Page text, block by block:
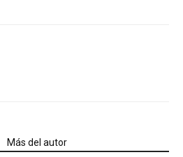
Más del autor